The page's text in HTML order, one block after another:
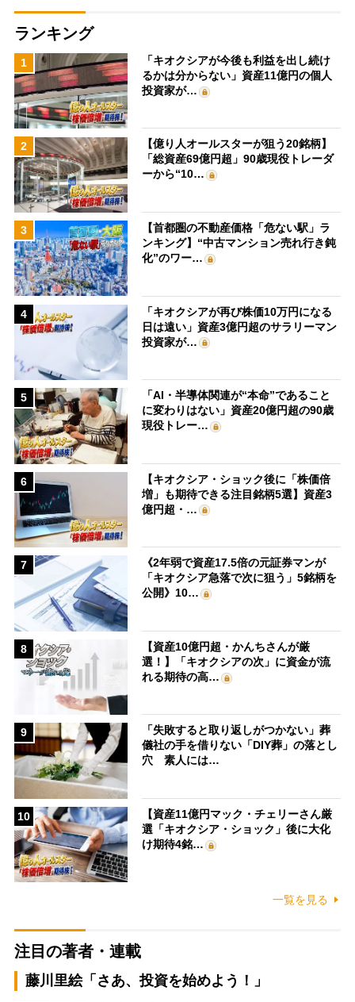
ランキング
1
「キオクシアが今後も利益を出し続け
るかは分からない」資産11億円の個人
投資家が…
2
【億り人オールスターが狙う20銘柄】
「総資産69億円超」90歳現役トレーダ
ーから“10…
3
【首都圏の不動産価格「危ない駅」ラ
ンキング】“中古マンション売れ行き鈍
化”のワー…
4
「キオクシアが再び株価10万円になる
日は遠い」資産3億円超のサラリーマン
投資家が…
5
「AI・半導体関連が“本命”であること
に変わりはない」資産20億円超の90歳
現役トレー…
6
【キオクシア・ショック後に「株価倍
増」も期待できる注目銘柄5選】資産3
億円超・…
7
《2年弱で資産17.5倍の元証券マンが
「キオクシア急落で次に狙う」5銘柄を
公開》10…
8
【資産10億円超・かんちさんが厳
選！】「キオクシアの次」に資金が流
れる期待の高…
9
「失敗すると取り返しがつかない」葬
儀社の手を借りない「DIY葬」の落とし
穴 素人には…
10
【資産11億円マック・チェリーさん厳
選「キオクシア・ショック」後に大化
け期待4銘…
一覧を見る
注目の著者・連載
藤川里絵「さあ、投資を始めよう！」